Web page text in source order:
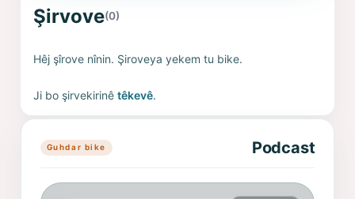
Şirvove(0)
Hêj şîrove nînin. Şiroveya yekem tu bike.
Ji bo şirvekirinêtêkevê.
Guhdar bike Podcast